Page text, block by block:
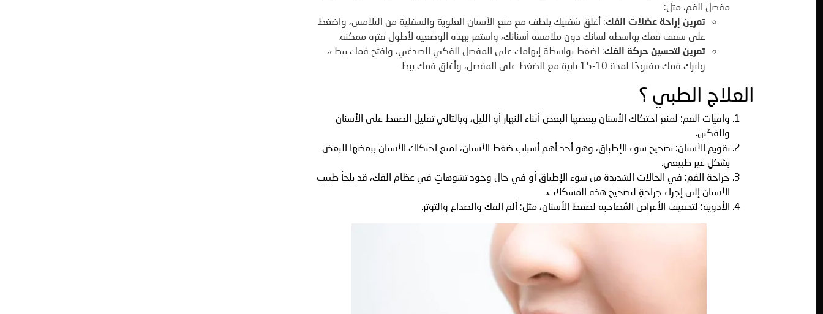
مفصل الفم، مثل:
تمرين إراحة عضلات الفك: أغلق شفتيك بلطف مع منع الأسنان العلوية والسفلية من التلامس، واضغط
على سقف فمك بواسطة لسانك دون ملامسة أسنانك، واستمر بهذه الوضعية لأطول فترة ممكنة.
تمرين لتحسين حركة الفك: اضغط بواسطة إبهامك على المفصل الفكي الصدغي، وافتح فمك ببطء،
واترك فمك مفتوحًا لمدة 10-15 تانية مع الضغط على المفصل، وأغلق فمك ببط
العلاج الطبي ؟
واقيات الفم: لمنع احتكاك الأسنان ببعضها البعض أثناء النهار أو الليل، وبالتالي تقليل الضغط على الأسنان
والفكين.
تقويم الأسنان: تصحيح سوء الإطباق، وهو أحد أهم أسباب ضغط الأسنان، لمنع احتكاك الأسنان ببعضها البعض
بشكلٍ غير طبيعي.
جراحة الفم: في الحالات الشديدة من سوء الإطباق أو في حال وجود تشوهاتٍ في عظام الفك، قد يلجأ طبيب
الأسنان إلى إجراء جراحةٍ لتصحيح هذه المشكلات.
الأدوية: لتخفيف الأعراض المُصاحبة لضغط الأسنان، مثل: ألم الفك والصداع والتوتر.